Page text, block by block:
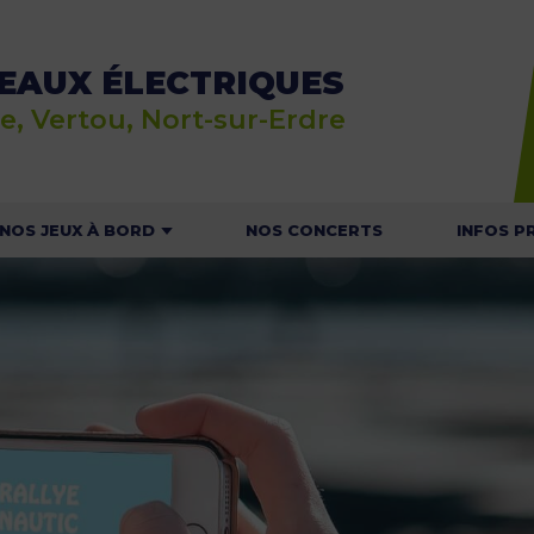
ÉLECTRIQUES
Vertou, Nort-sur-Erdre
NOS JEUX À BORD NOS CONCERTS INFOS